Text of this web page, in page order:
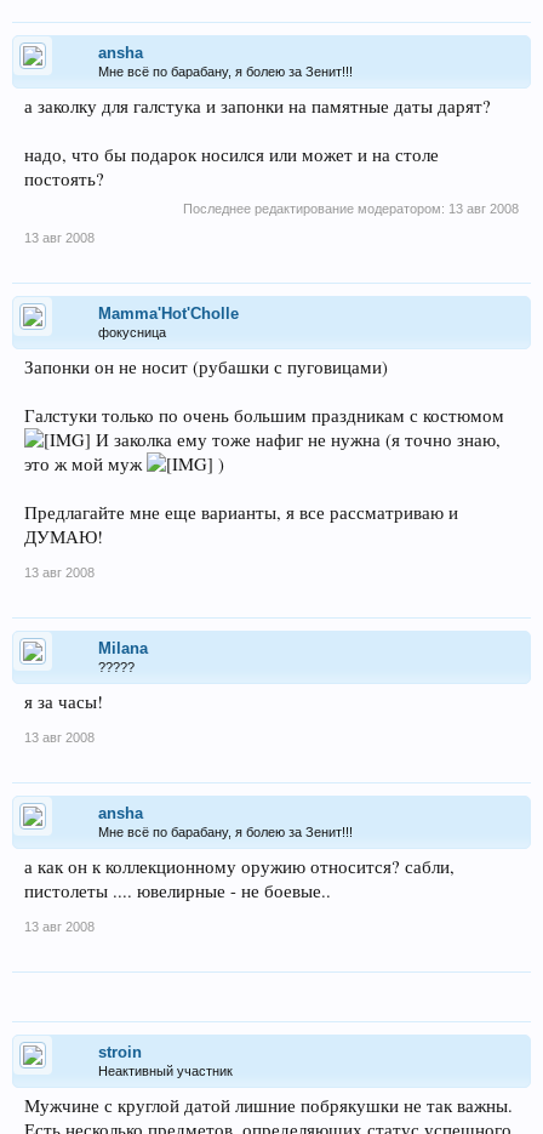
ansha
Мне всё по барабану, я болею за Зенит!!!
а заколку для галстука и запонки на памятные даты дарят?
надо, что бы подарок носился или может и на столе
постоять?
Последнее редактирование модератором: 13 авг 2008
13 авг 2008
Mamma'Hot'Cholle
фокусница
Запонки он не носит (рубашки с пуговицами)
Галстуки только по очень большим праздникам с костюмом
И заколка ему тоже нафиг не нужна (я точно знаю,
это ж мой муж
)
Предлагайте мне еще варианты, я все рассматриваю и
ДУМАЮ!
13 авг 2008
Milana
?????
я за часы!
13 авг 2008
ansha
Мне всё по барабану, я болею за Зенит!!!
а как он к коллекционному оружию относится? сабли,
пистолеты .... ювелирные - не боевые..
13 авг 2008
stroin
Неактивный участник
Мужчине с круглой датой лишние побрякушки не так важны.
Есть несколько предметов, определяющих статус успешного